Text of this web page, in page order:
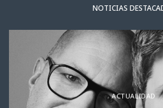
NOTICIAS
ACTUALIDAD